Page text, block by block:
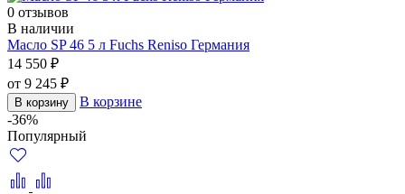
0 отзывов
В наличии
Масло SP 46 5 л Fuchs Reniso Германия
14 550 ₽
от 9 245 ₽
В корзину
В корзине
-36%
Популярный